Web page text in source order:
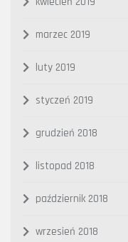
marzec 2019
luty 2019
styczeń 2019
grudzień 2018
listopad 2018
październik 2018
wrzesień 2018